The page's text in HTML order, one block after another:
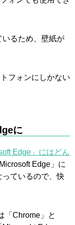
るため、壁紙が
フォンにしかない
に
Edge」にはどん
Edge」に
ているので、快
「Chrome」と